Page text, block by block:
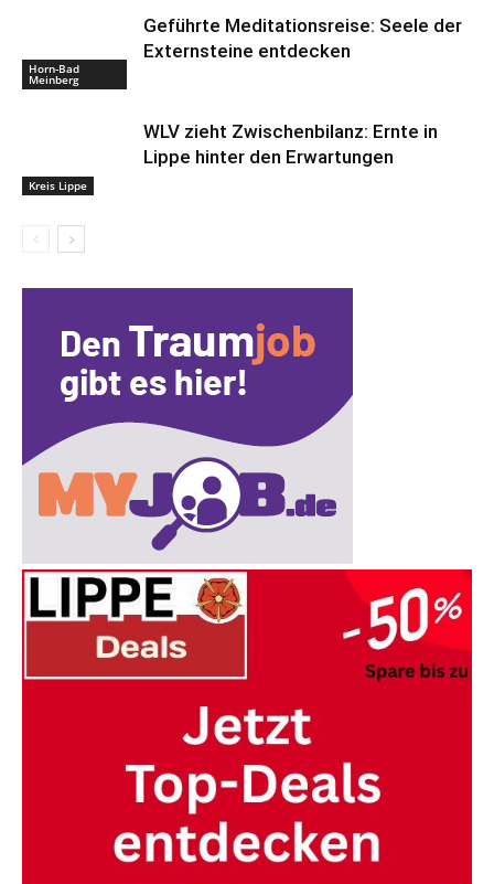
Horn-Bad
Meinberg
Geführte Meditationsreise: Seele der
Externsteine entdecken
Kreis Lippe
WLV zieht Zwischenbilanz: Ernte in
Lippe hinter den Erwartungen